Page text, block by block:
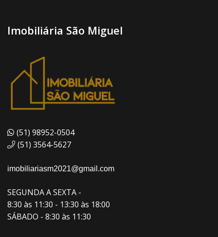
Imobiliária São Miguel
(51) 98952-0504
(51) 3564-5627
imobiliariasm2021@gmail.com
SEGUNDA A SEXTA -
8:30 às 11:30 - 13:30 às 18:00
SÁBADO - 8:30 às 11:30